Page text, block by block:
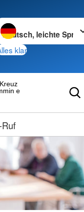
wechseln zu
klar
e.V.